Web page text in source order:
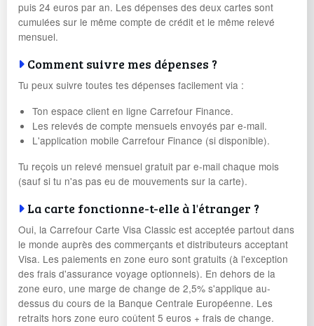
puis 24 euros par an. Les dépenses des deux cartes sont
cumulées sur le même compte de crédit et le même relevé
mensuel.
Comment suivre mes dépenses ?
Tu peux suivre toutes tes dépenses facilement via :
Ton espace client en ligne Carrefour Finance.
Les relevés de compte mensuels envoyés par e-mail.
L'application mobile Carrefour Finance (si disponible).
Tu reçois un relevé mensuel gratuit par e-mail chaque mois
(sauf si tu n'as pas eu de mouvements sur la carte).
La carte fonctionne-t-elle à l'étranger ?
Oui, la Carrefour Carte Visa Classic est acceptée partout dans
le monde auprès des commerçants et distributeurs acceptant
Visa. Les paiements en zone euro sont gratuits (à l'exception
des frais d'assurance voyage optionnels). En dehors de la
zone euro, une marge de change de 2,5% s'applique au-
dessus du cours de la Banque Centrale Européenne. Les
retraits hors zone euro coûtent 5 euros + frais de change.